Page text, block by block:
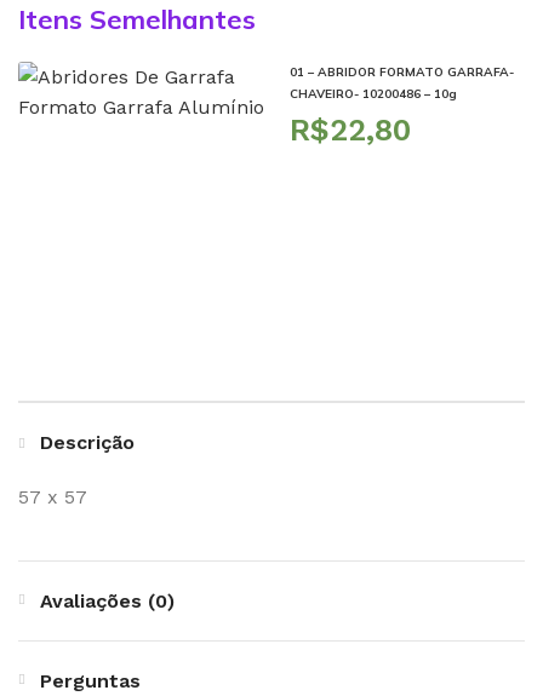
Itens Semelhantes
01 – ABRIDOR FORMATO GARRAFA-
CHAVEIRO- 10200486 – 10g
R$
Descrição
57 x 57
Avaliações (0)
Perguntas